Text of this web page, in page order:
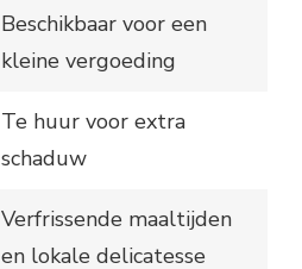
Beschikbaar voor een
kleine vergoeding
Te huur voor extra
schaduw
Verfrissende maaltijden
en lokale delicatesse